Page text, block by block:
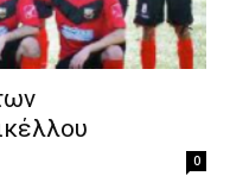
0